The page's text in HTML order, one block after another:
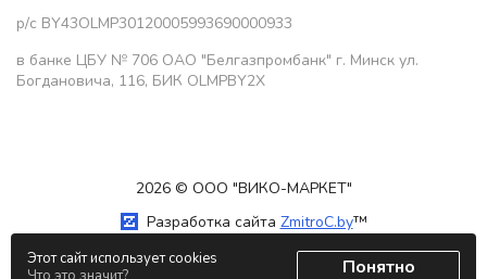
р/с BY43OLMP30120005993690000933
в банке ЦБУ № 706 ОАО "Белгазпромбанк" г. Минск ул.
Богдановича, 116, БИК OLMPBY2X
2026 © ООО "ВИКО-МАРКЕТ"
Разработка сайта ZmitroC.by™
Этот сайт использует cookies
Понятно